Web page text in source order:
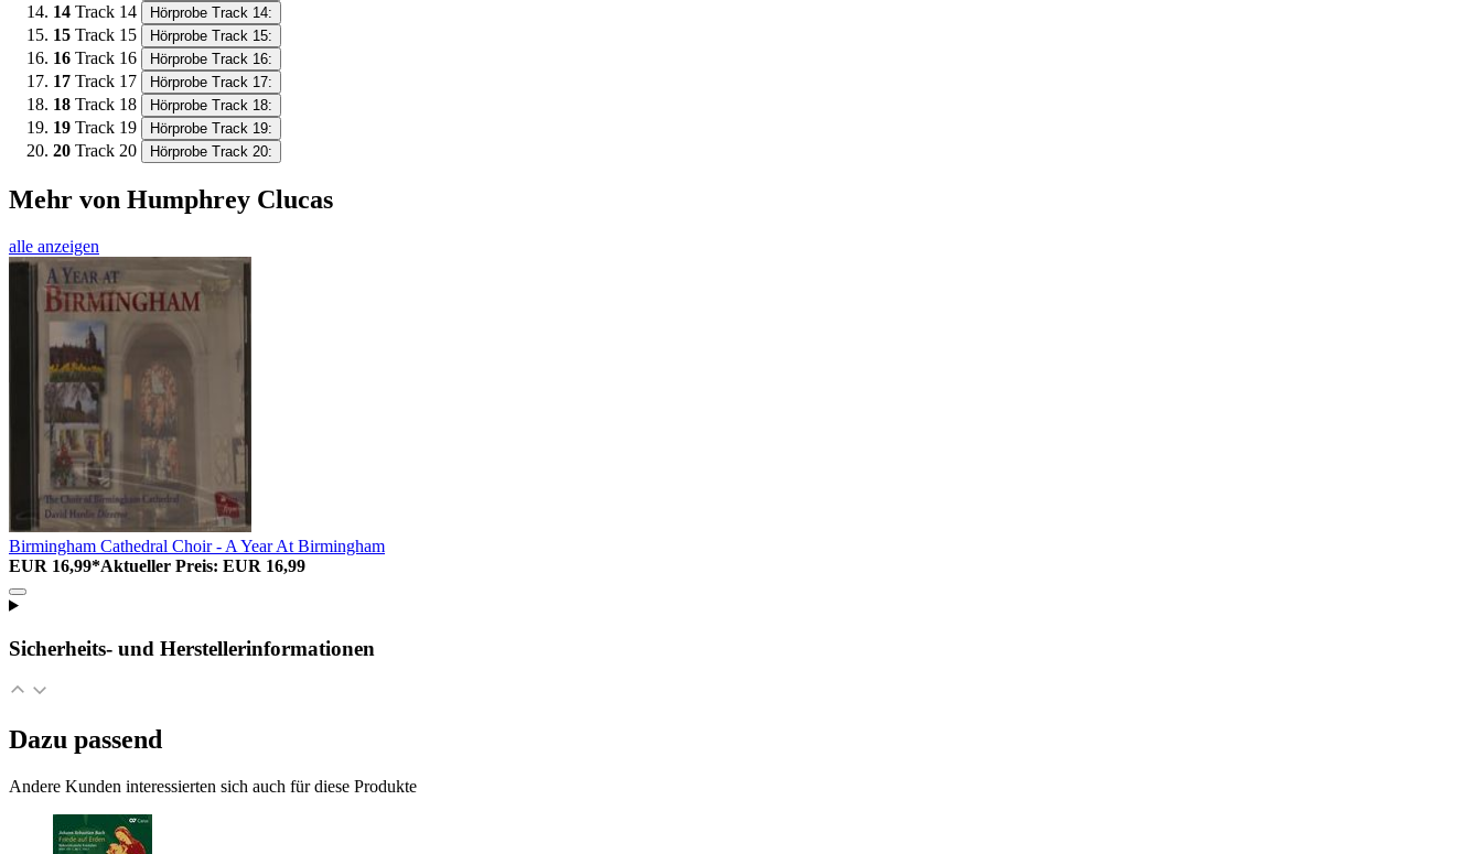
14 Track 14 Hörprobe Track 14:
15 Track 15 Hörprobe Track 15:
16 Track 16 Hörprobe Track 16:
17 Track 17 Hörprobe Track 17:
18 Track 18 Hörprobe Track 18:
19 Track 19 Hörprobe Track 19:
20 Track 20 Hörprobe Track 20:
Mehr von Humphrey Clucas
alle anzeigen
Birmingham Cathedral Choir - A Year At Birmingham
EUR 16,99*Aktueller Preis: EUR 16,99
Sicherheits- und Herstellerinformationen
Dazu passend
Andere Kunden interessierten sich auch für diese Produkte